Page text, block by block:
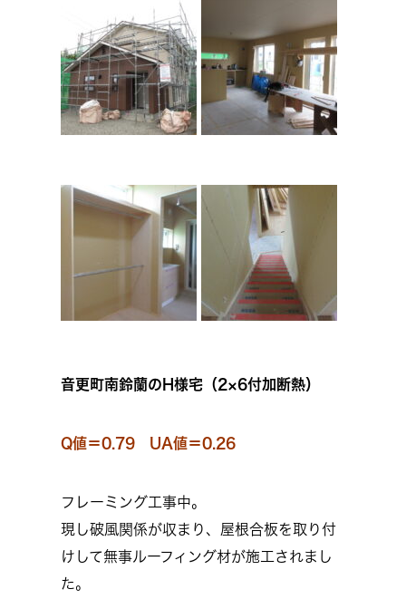
音更町南鈴蘭のH様宅（2×6付加断熱）
Q値＝0.79 UA値＝0.26
フレーミング工事中。
現し破風関係が収まり、屋根合板を取り付
けして無事ルーフィング材が施工されまし
た。